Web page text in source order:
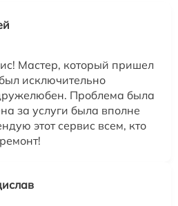
Мастер, который пришел
исключительно
Проблема была
за услуги была вполне
этот сервис всем, кто